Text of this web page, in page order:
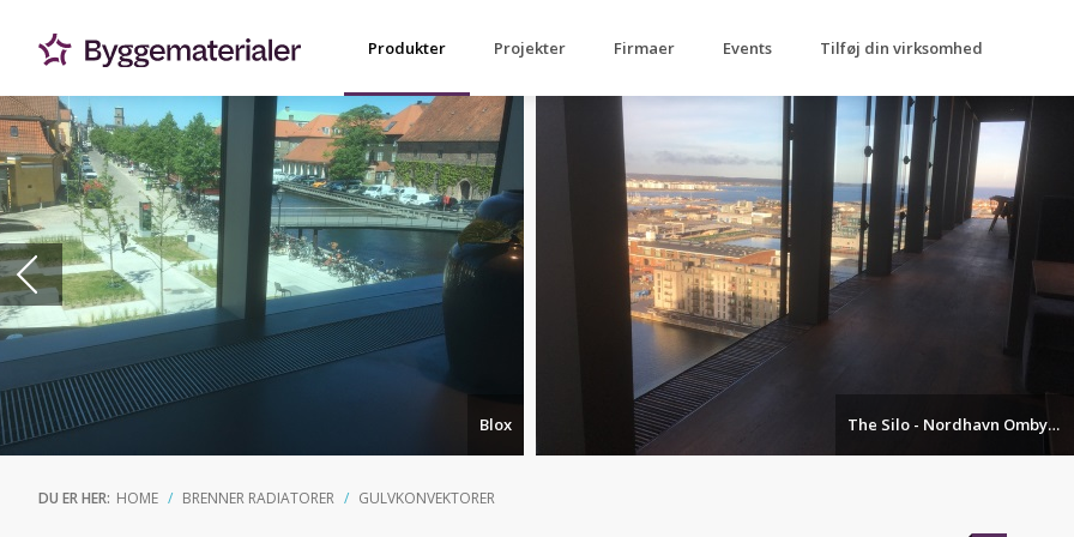
Produkter Projekter Firmaer Events Tilføj din virksomhed
Blox The Silo - Nordhavn Ombygning til boliger
DU ER HER: HOME BRENNER RADIATORER GULVKONVEKTORER